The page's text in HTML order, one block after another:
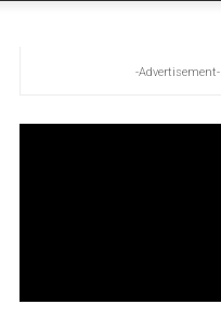
-Advertisement-